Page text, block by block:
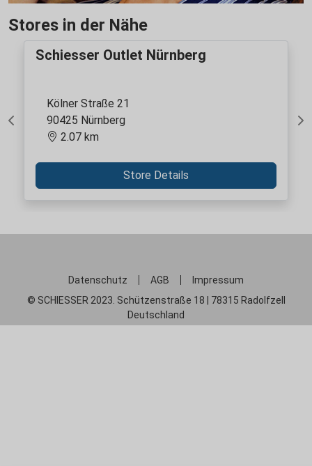
Stores in der Nähe
Previous
Schiesser Outlet Nürnberg
Kölner Straße 21
90425 Nürnberg
2.07 km
Store Details
Datenschutz AGB
Impressum
© SCHIESSER 2023. Schützenstraße 18 | 78315 Radolfzell
Deutschland